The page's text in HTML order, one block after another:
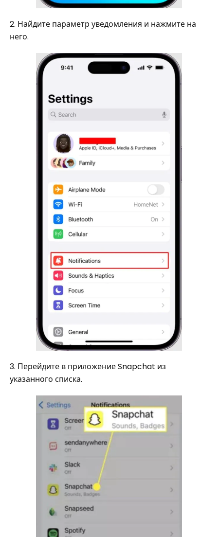
2. Найдите параметр уведомления и нажмите на
него.
3. Перейдите в приложение Snapchat из
указанного списка.